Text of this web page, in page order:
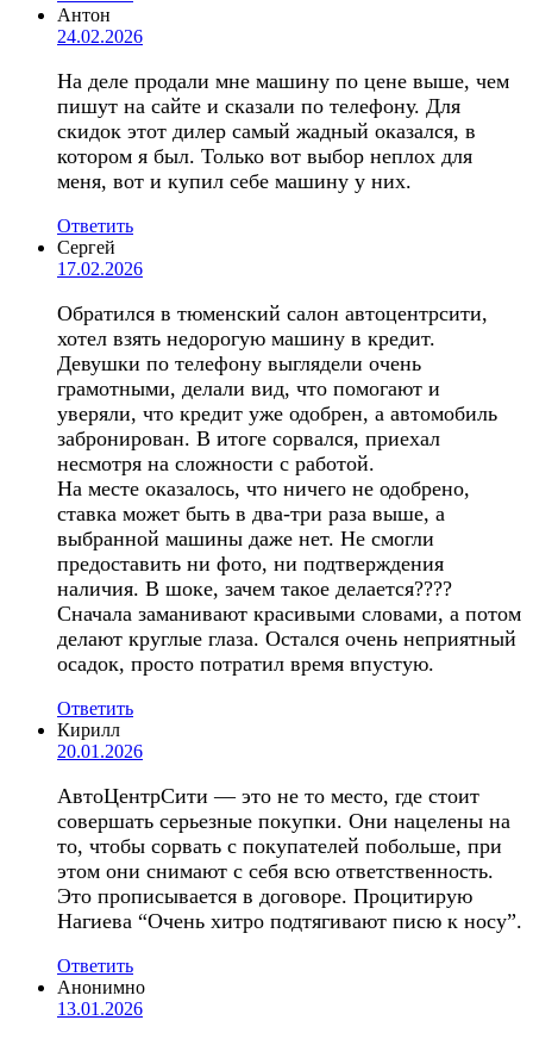
Антон
24.02.2026
На деле продали мне машину по цене выше, чем
пишут на сайте и сказали по телефону. Для
скидок этот дилер самый жадный оказался, в
котором я был. Только вот выбор неплох для
меня, вот и купил себе машину у них.
Ответить
Сергей
17.02.2026
Обратился в тюменский салон автоцентрсити,
хотел взять недорогую машину в кредит.
Девушки по телефону выглядели очень
грамотными, делали вид, что помогают и
уверяли, что кредит уже одобрен, а автомобиль
забронирован. В итоге сорвался, приехал
несмотря на сложности с работой.
На месте оказалось, что ничего не одобрено,
ставка может быть в два-три раза выше, а
выбранной машины даже нет. Не смогли
предоставить ни фото, ни подтверждения
наличия. В шоке, зачем такое делается????
Сначала заманивают красивыми словами, а потом
делают круглые глаза. Остался очень неприятный
осадок, просто потратил время впустую.
Ответить
Кирилл
20.01.2026
АвтоЦентрСити — это не то место, где стоит
совершать серьезные покупки. Они нацелены на
то, чтобы сорвать с покупателей побольше, при
этом они снимают с себя всю ответственность.
Это прописывается в договоре. Процитирую
Нагиева “Очень хитро подтягивают писю к носу”.
Ответить
Анонимно
13.01.2026